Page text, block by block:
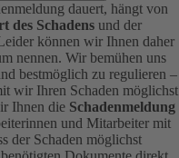
dauert, hängt von
des Schadens und der
können wir Ihnen daher
nennen. Wir bemühen uns
bestmöglich zu regulieren –
wir Ihren Schaden möglichst
Ihnen die Schadenmeldung
und Mitarbeiter mit
der Schaden möglichst